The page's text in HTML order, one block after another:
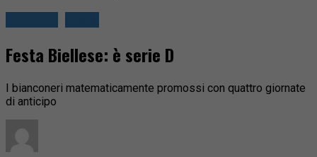
Festa Biellese: è serie D
I bianconeri matematicamente promossi con quattro giornate
di anticipo